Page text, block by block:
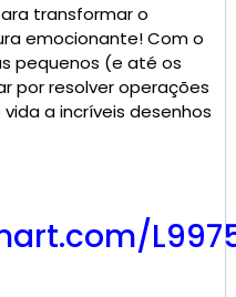
transformar o
emocionante! Com o
pequenos (e até os
por resolver operações
a incríveis desenhos
.com/